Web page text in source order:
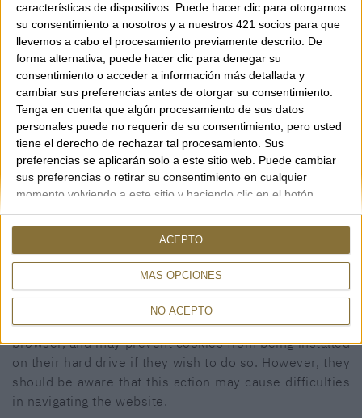
características de dispositivos. Puede hacer clic para otorgarnos
su consentimiento a nosotros y a nuestros 421 socios para que
llevemos a cabo el procesamiento previamente descrito. De
forma alternativa, puede hacer clic para denegar su
consentimiento o acceder a información más detallada y
cambiar sus preferencias antes de otorgar su consentimiento.
Tenga en cuenta que algún procesamiento de sus datos
personales puede no requerir de su consentimiento, pero usted
tiene el derecho de rechazar tal procesamiento. Sus
preferencias se aplicarán solo a este sitio web. Puede cambiar
sus preferencias o retirar su consentimiento en cualquier
momento volviendo a este sitio y haciendo clic en el botón
"Privacidad" en la parte inferior de la página web.
MÁS OPCIONES
NO ACEPTO
ACEPTO
SHOPPING GUIDE
Shopping guide
CONTACT
Rambla, 29
17600 FIGUERES (Girona)
972 50 00 07
690 91 26 40
rambla29@rambla29.com
COOKIES POLICY LEGAL WARNING
This website uses its own cookies to collect
information for the purpose of improving our services.
If you continue browsing, it implies acceptance of their
installation. The user has the option to configure their
browser, and may prevent cookies from being installed
on their hard drive if they wish to do so. However, they
should be aware that this action may cause difficulties
in navigating the website.